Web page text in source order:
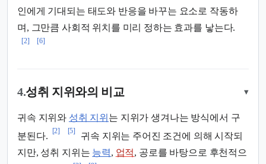
인에게 기대되는 태도와 반응을 바꾸는 요소로 작동하
며, 그만큼 사회적 위치를 미리 정하는 효과를 낳는다.
[2] [6]
4.성취 지위와의 비교 ▾
귀속 지위와 성취 지위 는 지위가 생겨나는 방식에서 구
분된다.
[2] [5]
귀속 지위는 주어진 조건에 의해 시작되
지만, 성취 지위는 능력, 업적, 공로를 바탕으로 후천적으